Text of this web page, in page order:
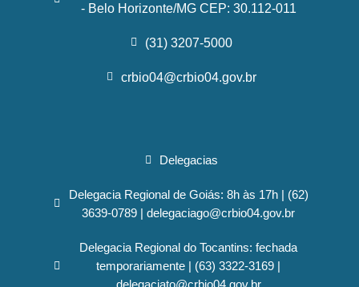
- Belo Horizonte/MG CEP: 30.112-011
(31) 3207-5000
crbio04@crbio04.gov.br
Delegacias
Delegacia Regional de Goiás: 8h às 17h | (62)
3639-0789 | delegaciago@crbio04.gov.br
Delegacia Regional do Tocantins: fechada
temporariamente | (63) 3322-3169 |